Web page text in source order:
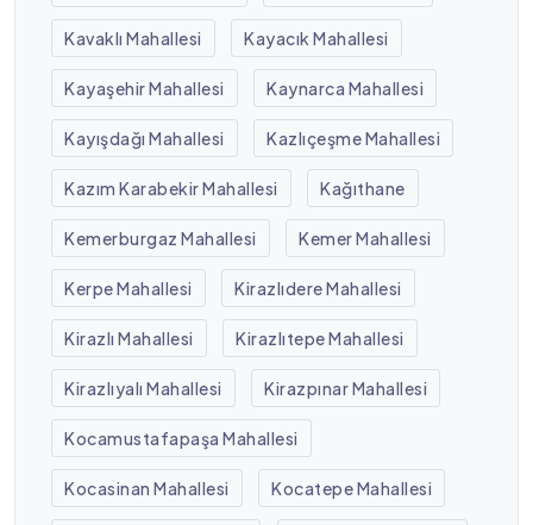
Kavaklı Mahallesi Kayacık Mahallesi
Kayaşehir Mahallesi Kaynarca Mahallesi
Kayışdağı Mahallesi Kazlıçeşme Mahallesi
Kazım Karabekir Mahallesi Kağıthane
Kemerburgaz Mahallesi Kemer Mahallesi
Kerpe Mahallesi Kirazlıdere Mahallesi
Kirazlı Mahallesi Kirazlıtepe Mahallesi
Kirazlıyalı Mahallesi Kirazpınar Mahallesi
Kocamustafapaşa Mahallesi
Kocasinan Mahallesi Kocatepe Mahallesi